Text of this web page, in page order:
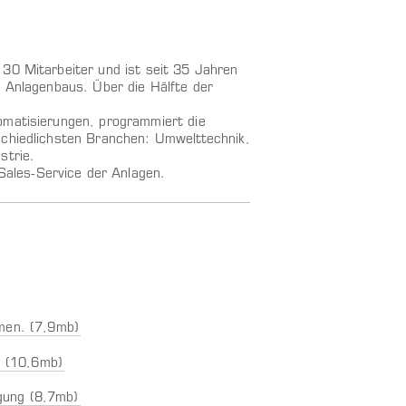
Mitarbeiter und ist seit 35 Jahren
Über die Hälfte der
programmiert die
Branchen: Umwelttechnik,
Service der Anlagen.
(7,9mb)
(10,6mb)
(8,7mb)